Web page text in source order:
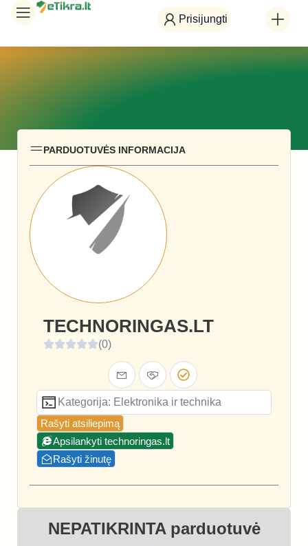
Prisijungti
PARDUOTUVĖS INFORMACIJA
TECHNORINGAS.LT
(0)
Kategorija: Elektronika ir technika
Rašyti atsiliepimą
Apsilankyti technoringas.lt
Rašyti žinutę
NEPATIKRINTA parduotuvė